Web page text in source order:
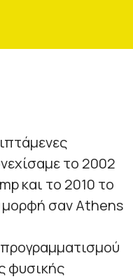
το 2002
και το 2010 το
μορφή σαν Athens
φυσικής